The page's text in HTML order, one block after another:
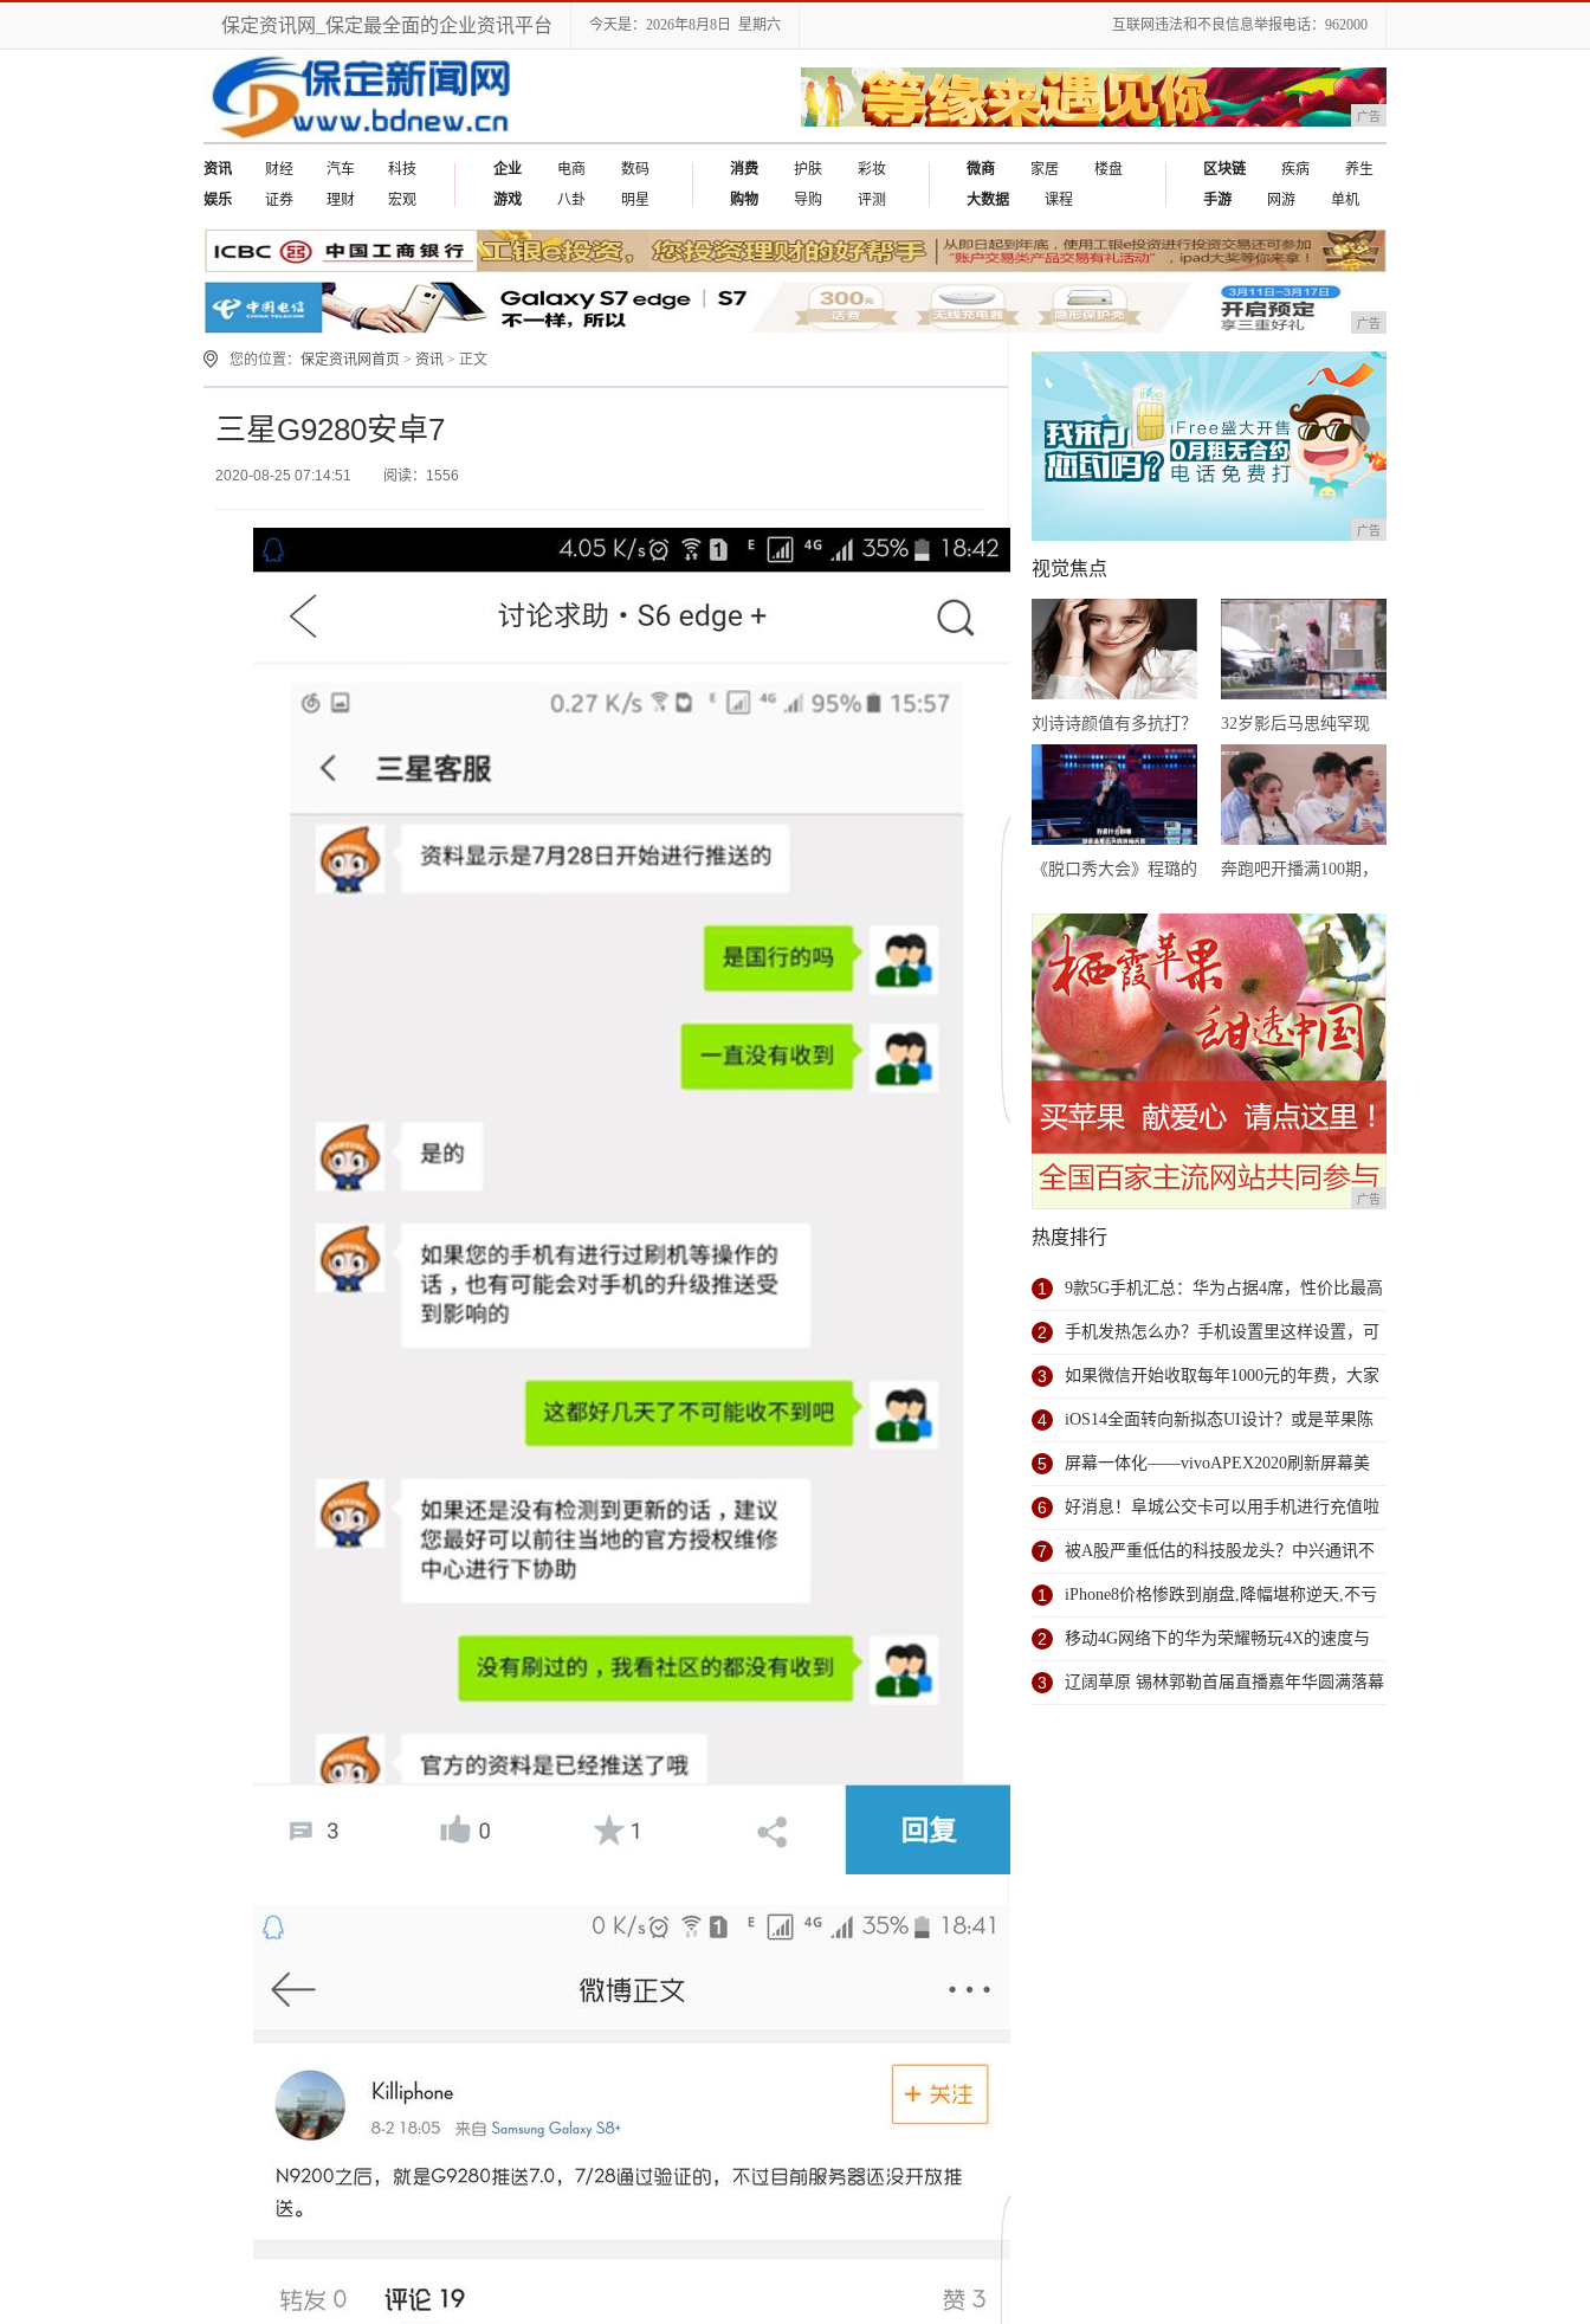
保定资讯网_保定最全面的企业资讯平台 今天是：2026年8月8日 星期六 互联网违法和不良信息举报电话：962000
广告
资讯 财经 汽车
科技
娱乐
证券 理财 宏观
企业 电商
数码
游戏
八卦 明星
消费 护肤
彩妆
购物
导购 评测
微商 家居
楼盘
大数据
课程
出国
区块链 疾病
养生
手游
网游 单机
广告
您的位置： 保定资讯网首页 > 资讯 > 正文
三星G9280安卓7
2020-08-25 07:14:51 阅读：1556
广告
视觉焦点
刘诗诗颜值有多抗打？
微博动态再次刷新认
知，网友：婚后生活和
谐
32岁影后马思纯罕现
身，大病后恢复良好，
只是体型仍肥胖惹人担
忧
《脱口秀大会》程璐的
拒绝爆灯，理由很赞
奔跑吧开播满100期，
成郭麒麟口中大傻小子
广告
热度排行
1 9款5G手机汇总：华为占据4席，性价比最高
的两款3千多就能买到
2 手机发热怎么办？手机设置里这样设置，可
以减少手机发热
3 如果微信开始收取每年1000元的年费，大家
还会不会使用微信？
4 iOS14全面转向新拟态UI设计？或是苹果陈
旧扁平设计最佳替代方案
5 屏幕一体化——vivoAPEX2020刷新屏幕美
学，创造舒适视觉享受
6 好消息！阜城公交卡可以用手机进行充值啦
7 被A股严重低估的科技股龙头？中兴通讯不
到两年股价翻3倍
1 iPhone8价格惨跌到崩盘,降幅堪称逆天,不亏
是价格跳水王
2 移动4G网络下的华为荣耀畅玩4X的速度与
激情体验
3 辽阔草原 锡林郭勒首届直播嘉年华圆满落幕